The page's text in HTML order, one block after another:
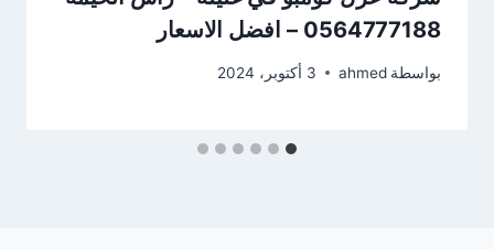
0564777188 – افضل الاسعار
بواسطة ahmed 3 أكتوبر، 2024